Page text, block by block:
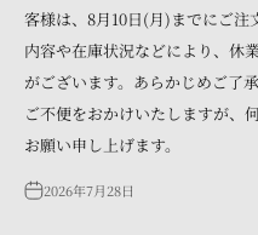
客様は、8月10日(月)までにご
内容や在庫状況などにより、休
がございます。あらかじめご了
ご不便をおかけいたしますが、
お願い申し上げます。
2026年7月28日